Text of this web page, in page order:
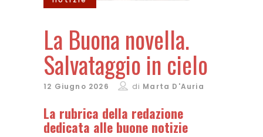
La Buona novella.
Salvataggio in cielo
12 Giugno 2026 di Marta D'Auria
La rubrica della redazione
dedicata alle buone notizie